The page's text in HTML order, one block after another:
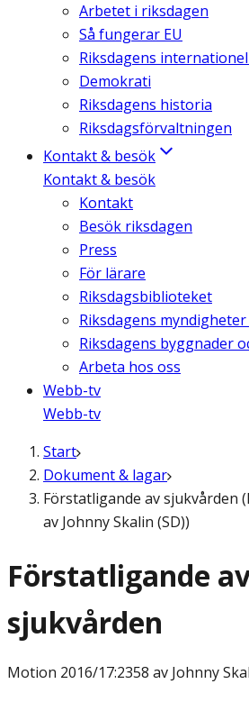
Arbetet i riksdagen
Så fungerar EU
Riksdagens
Demokrati
Riksdagens historia
Riksdagsförvaltningen
Kontakt & besök
Kontakt & besök
Kontakt
Besök riksdagen
Press
För lärare
Riksdagsbiblioteket
Riksdagens
Riksdagens byggnader
Arbeta hos oss
Webb-tv
Webb-tv
Start
Dokument & lagar
Förstatligande av sjukvården
av Johnny Skalin (SD))
Förstatligande
sjukvården
Motion 2016/17:2358 av Johnny